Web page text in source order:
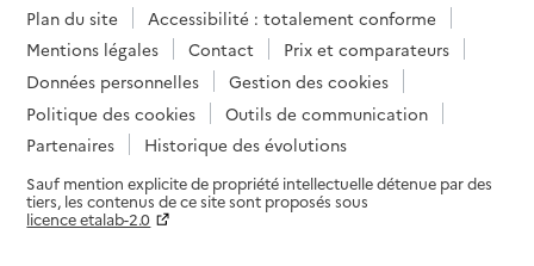
Plan du site
Accessibilité : totalement conforme
Mentions légales
Contact
Prix et comparateurs
Données personnelles
Gestion des cookies
Politique des cookies
Outils de communication
Partenaires
Historique des évolutions
Sauf mention explicite de propriété intellectuelle détenue par des
tiers, les contenus de ce site sont proposés sous
licence etalab-2.0